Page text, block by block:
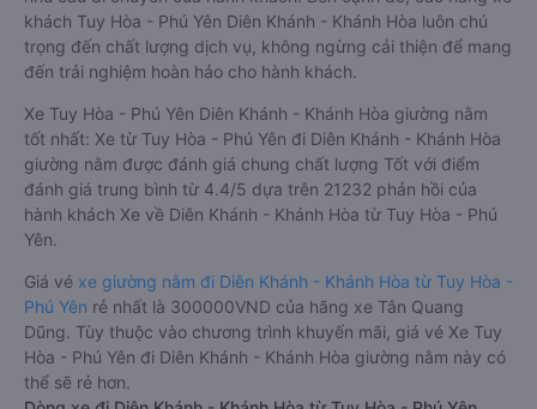
khách Tuy Hòa - Phú Yên Diên Khánh - Khánh Hòa luôn chú
trọng đến chất lượng dịch vụ, không ngừng cải thiện để mang
đến trải nghiệm hoàn hảo cho hành khách.
Xe Tuy Hòa - Phú Yên Diên Khánh - Khánh Hòa giường nằm
tốt nhất: Xe từ Tuy Hòa - Phú Yên đi Diên Khánh - Khánh Hòa
giường nằm được đánh giá chung chất lượng Tốt với điểm
đánh giá trung bình từ 4.4/5 dựa trên 21232 phản hồi của
hành khách Xe về Diên Khánh - Khánh Hòa từ Tuy Hòa - Phú
Yên.
Giá vé xe giường nằm đi Diên Khánh - Khánh Hòa từ Tuy Hòa -
Phú Yên rẻ nhất là 300000VND của hãng xe Tân Quang
Dũng. Tùy thuộc vào chương trình khuyến mãi, giá vé Xe Tuy
Hòa - Phú Yên đi Diên Khánh - Khánh Hòa giường nằm này có
thể sẽ rẻ hơn.